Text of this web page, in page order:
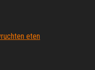
eten